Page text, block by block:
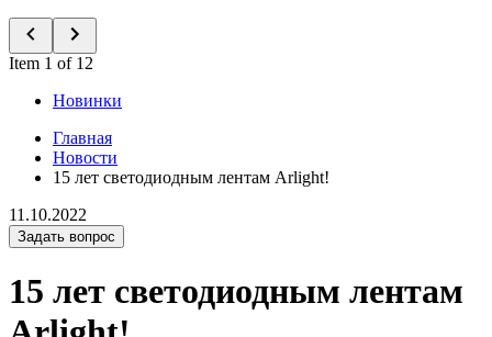
Item 1 of 12
Новинки
Главная
Новости
15 лет светодиодным лентам Arlight!
11.10.2022
Задать вопрос
15 лет светодиодным лентам